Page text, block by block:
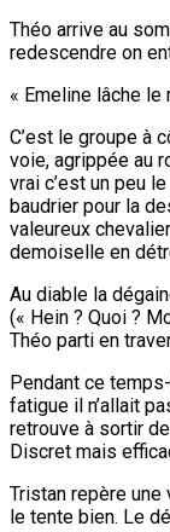
Théo arrive au
redescendre on
« Emeline lâche le
C’est le groupe à
voie, agrippée au
vrai c’est un peu
baudrier pour la
valeureux
demoiselle en
Au diable la
(« Hein ? Quoi ?
Théo parti en
Pendant ce
fatigue il n’allait
retrouve à sortir
Discret mais
Tristan repère une
le tente bien. Le